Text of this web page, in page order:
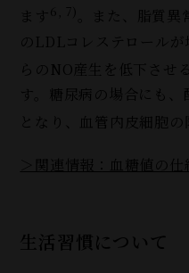
ます 6, 7)
。また、脂質
のLDLコレステロール
らのNO産生を低下させる
す。糖尿病の場合にも
となり、血管内皮細胞
＞関連情報：血糖値の
生活習慣について